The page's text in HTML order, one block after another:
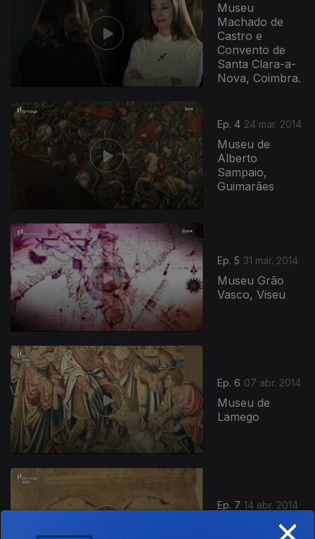
Museu
Machado de
Castro e
Convento de
Santa Clara-a-
Nova, Coimbra.
Ep. 4 24 mar. 2014
Museu de
Alberto
Sampaio,
Guimarães
Ep. 5 31 mar. 2014
Museu Grão
Vasco, Viseu
Ep. 6 07 abr. 2014
Museu de
Lamego
Ep. 7 14 abr. 2014
Convento de×